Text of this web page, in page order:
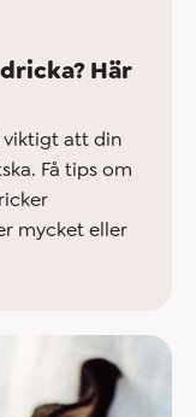
Här
viktigt att din
Få tips om
mycket eller